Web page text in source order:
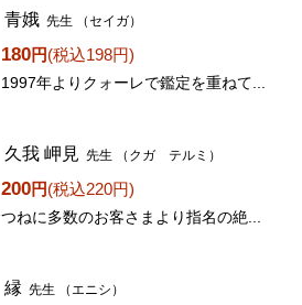
青娥 先生 （セイガ）
180円(税込198円)
1997年よりクォーレで鑑定を重ねて...
久我 岬見 先生 （クガ テルミ）
200円(税込220円)
つねに多数のお客さまより指名の絶...
縁 先生 （エニシ）